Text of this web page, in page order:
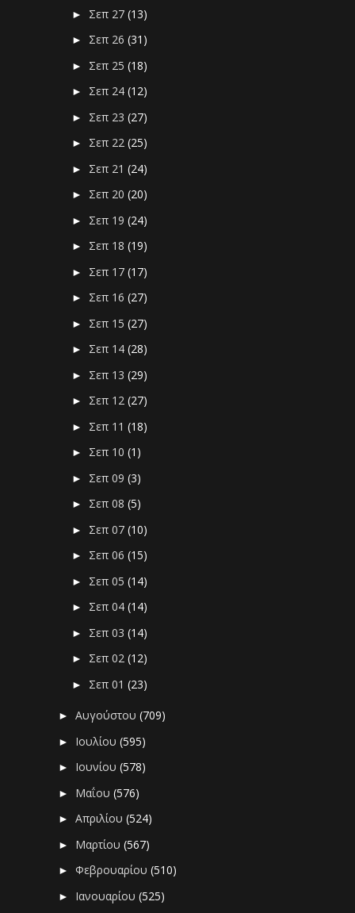
► Σεπ 27(13)
► Σεπ 26(31)
► Σεπ 25(18)
► Σεπ 24(12)
► Σεπ 23(27)
► Σεπ 22(25)
► Σεπ 21(24)
► Σεπ 20(20)
► Σεπ 19(24)
► Σεπ 18(19)
► Σεπ 17(17)
► Σεπ 16(27)
► Σεπ 15(27)
► Σεπ 14(28)
► Σεπ 13(29)
► Σεπ 12(27)
► Σεπ 11(18)
► Σεπ 10(1)
► Σεπ 09(3)
► Σεπ 08(5)
► Σεπ 07(10)
► Σεπ 06(15)
► Σεπ 05(14)
► Σεπ 04(14)
► Σεπ 03(14)
► Σεπ 02(12)
► Σεπ 01(23)
►Αυγούστου(709)
► Ιουλίου(595)
► Ιουνίου(578)
► Μαΐου(576)
►Απριλίου(524)
► Μαρτίου(567)
►Φεβρουαρίου(510)
► Ιανουαρίου(525)